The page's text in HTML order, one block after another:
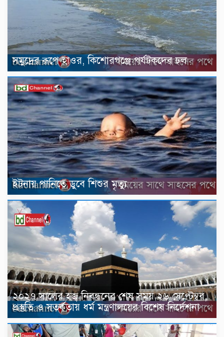
সমুদ্রের রূপে হাওর, কিশোরগঞ্জে পর্যটকদের ঢল
ইটনায় পানিতে ডুবে শিশুর মৃত্যু
২০২৭ সালের হজ্ব নিবন্ধনের শেষ সময় ২৬ সেপ্টেম্বর,
প্রস্তুতি ও সতর্কতায় ধর্ম মন্ত্রণালয়ের বিশেষ নির্দেশনা